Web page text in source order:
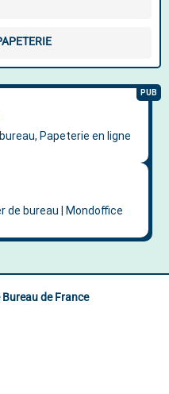
de France